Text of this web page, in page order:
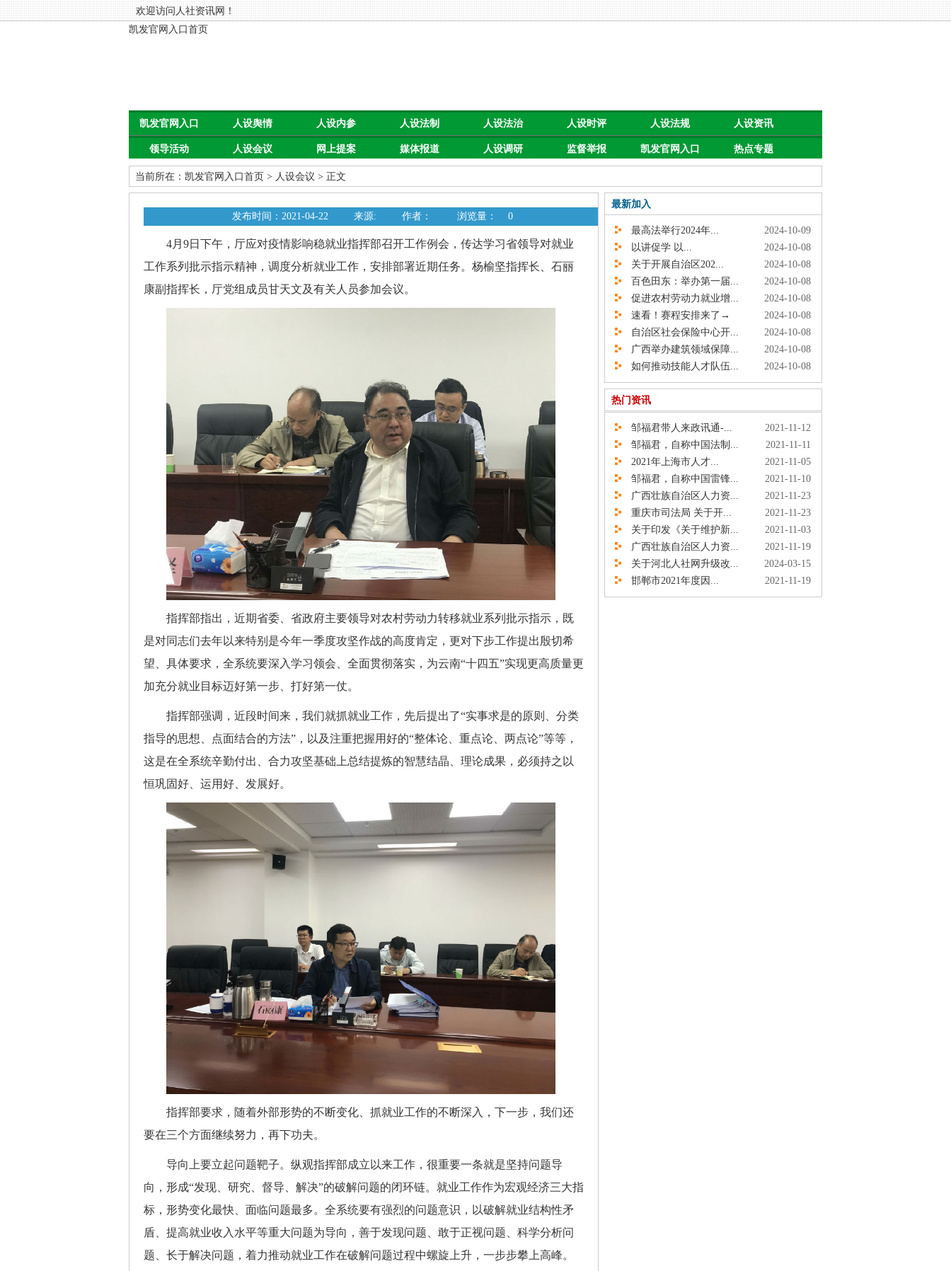
欢迎访问人社资讯网！
凯发官网入口首页
凯发官网入口
首页
人设舆情 人设内参 人设法制 人设法治 人设时评 人设法规 人设资讯
领导活动 人设会议 网上提案 媒体报道 人设调研 监督举报 凯发官网入口 热点专题
当前所在： 凯发官网入口首页 > 人设会议 > 正文
发布时间：2021-04-22 来源: 作者： 浏览量： 0
4月9日下午，厅应对疫情影响稳就业指挥部召开工作例会，传达学习省领导对就业
工作系列批示指示精神，调度分析就业工作，安排部署近期任务。杨榆坚指挥长、石丽
康副指挥长，厅党组成员甘天文及有关人员参加会议。
指挥部指出，近期省委、省政府主要领导对农村劳动力转移就业系列批示指示，既
是对同志们去年以来特别是今年一季度攻坚作战的高度肯定，更对下步工作提出殷切希
望、具体要求，全系统要深入学习领会、全面贯彻落实，为云南“十四五”实现更高质量更
加充分就业目标迈好第一步、打好第一仗。
指挥部强调，近段时间来，我们就抓就业工作，先后提出了“实事求是的原则、分类
指导的思想、点面结合的方法”，以及注重把握用好的“整体论、重点论、两点论”等等，
这是在全系统辛勤付出、合力攻坚基础上总结提炼的智慧结晶、理论成果，必须持之以
恒巩固好、运用好、发展好。
指挥部要求，随着外部形势的不断变化、抓就业工作的不断深入，下一步，我们还
要在三个方面继续努力，再下功夫。
导向上要立起问题靶子。纵观指挥部成立以来工作，很重要一条就是坚持问题导
向，形成“发现、研究、督导、解决”的破解问题的闭环链。就业工作作为宏观经济三大指
标，形势变化最快、面临问题最多。全系统要有强烈的问题意识，以破解就业结构性矛
盾、提高就业收入水平等重大问题为导向，善于发现问题、敢于正视问题、科学分析问
题、长于解决问题，着力推动就业工作在破解问题过程中螺旋上升，一步步攀上高峰。
最新加入
最高法举行2024年...
2024-10-09
以讲促学 以...
2024-10-08
关于开展自治区202...
2024-10-08
百色田东：举办第一届...
2024-10-08
促进农村劳动力就业增...
2024-10-08
速看！赛程安排来了→
2024-10-08
自治区社会保险中心开...
2024-10-08
广西举办建筑领域保障...
2024-10-08
如何推动技能人才队伍...
2024-10-08
热门资讯
邹福君带人来政讯通-...
2021-11-12
邹福君，自称中国法制...
2021-11-11
2021年上海市人才...
2021-11-05
邹福君，自称中国雷锋...
2021-11-10
广西壮族自治区人力资...
2021-11-23
重庆市司法局 关于开...
2021-11-23
关于印发《关于维护新...
2021-11-03
广西壮族自治区人力资...
2021-11-19
关于河北人社网升级改...
2024-03-15
邯郸市2021年度因...
2021-11-19